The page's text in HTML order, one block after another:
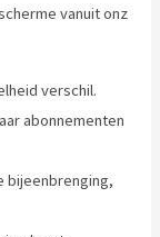
vanuit onz
verschil.
abonnementen
bijeenbrenging,